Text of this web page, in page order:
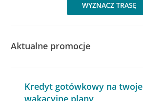
WYZNACZ TRASĘ
Aktualne promocje
Kredyt gotówkowy na twoje
wakacyjne plany